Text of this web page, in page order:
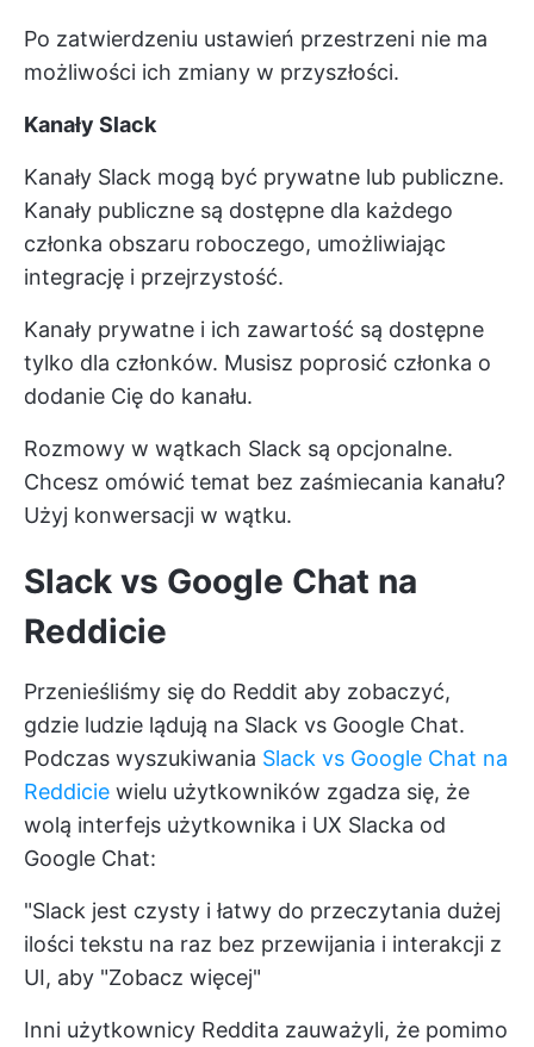
Po zatwierdzeniu ustawień przestrzeni nie ma
możliwości ich zmiany w przyszłości.
Kanały Slack
Kanały Slack mogą być prywatne lub publiczne.
Kanały publiczne są dostępne dla każdego
członka obszaru roboczego, umożliwiając
integrację i przejrzystość.
Kanały prywatne i ich zawartość są dostępne
tylko dla członków. Musisz poprosić członka o
dodanie Cię do kanału.
Rozmowy w wątkach Slack są opcjonalne.
Chcesz omówić temat bez zaśmiecania kanału?
Użyj konwersacji w wątku.
Slack vs Google Chat na
Reddicie
Przenieśliśmy się do Reddit aby zobaczyć,
gdzie ludzie lądują na Slack vs Google Chat.
Podczas wyszukiwania Slack vs Google Chat na
Reddicie wielu użytkowników zgadza się, że
wolą interfejs użytkownika i UX Slacka od
Google Chat:
"Slack jest czysty i łatwy do przeczytania dużej
ilości tekstu na raz bez przewijania i interakcji z
UI, aby "Zobacz więcej"
Inni użytkownicy Reddita zauważyli, że pomimo